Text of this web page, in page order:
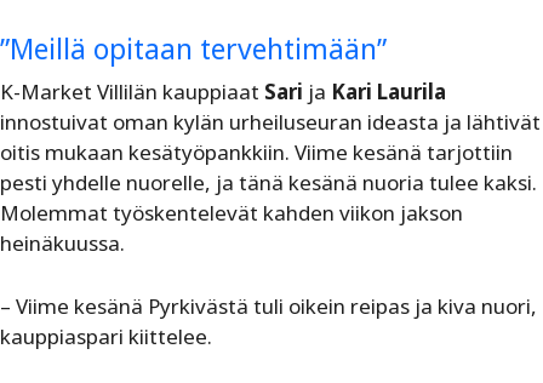
”Meillä opitaan tervehtimään”
K-Market Villilän kauppiaat Sari ja Kari Laurila
innostuivat oman kylän urheiluseuran ideasta ja lähtivät
oitis mukaan kesätyöpankkiin. Viime kesänä tarjottiin
pesti yhdelle nuorelle, ja tänä kesänä nuoria tulee kaksi.
Molemmat työskentelevät kahden viikon jakson
heinäkuussa.
– Viime kesänä Pyrkivästä tuli oikein reipas ja kiva nuori,
kauppiaspari kiittelee.